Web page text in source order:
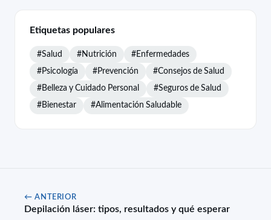
Etiquetas populares
#Salud #Nutrición #Enfermedades
#Psicología #Prevención #Consejos de Salud
#Belleza y Cuidado Personal #Seguros de Salud
#Bienestar #Alimentación Saludable
← ANTERIOR
Depilación láser: tipos, resultados y qué esperar